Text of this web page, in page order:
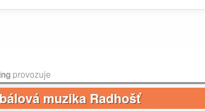
provozuje
muzika Radhošť